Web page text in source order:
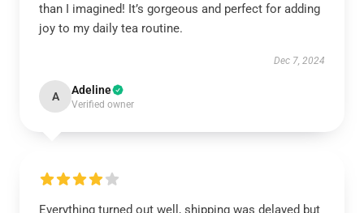
than I imagined! It’s gorgeous and perfect for adding
joy to my daily tea routine.
Dec 7, 2024
A Adeline
Verified owner
Everything turned out well, shipping was delayed but